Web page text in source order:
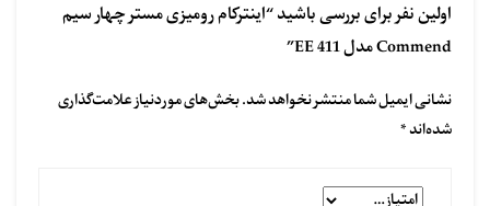
اولین نفر برای بررسی باشید “اینترکام رومیزی مستر چهار سیم
Commend مدل EE 411”
نشانی ایمیل شما منتشر نخواهد شد.بخش‌های موردنیاز علامت‌گذاری
شده‌اند*